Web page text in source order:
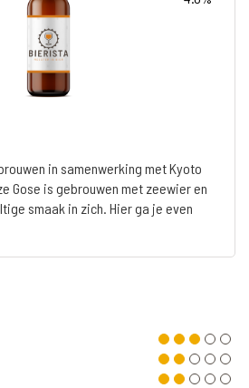
in samenwerking met Kyoto
Gose is gebrouwen met zeewier en
smaak in zich. Hier ga je even